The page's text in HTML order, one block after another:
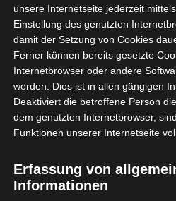
Love it
unsere Internetseite jederzeit
Einstellung des genutzten
damit der Setzung von Cookies
Ferner können bereits gesetzte
Internetbrowser oder andere
werden. Dies ist in allen gängigen
Deaktiviert die betroffene Person
dem genutzten Internetbrowser,
Funktionen unserer Internetseite
Erfassung von
Informationen